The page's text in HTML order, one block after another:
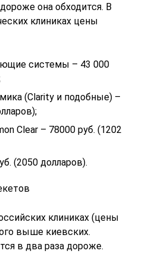
она обходится. В
клиниках цены
системы – 43 000
(Clarity и подобные) –
Clear – 78000 руб. (1202
(2050 долларов).
клиниках (цены
выше киевских.
в два раза дороже.